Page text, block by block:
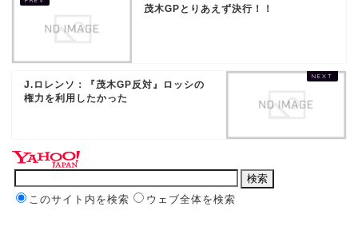
茂木GPとりあえず決行！！
J.ロレンソ：『茂木GP反対』ロッシの
権力を利用したかった
このサイト内を検索 ウェブ全体を検索